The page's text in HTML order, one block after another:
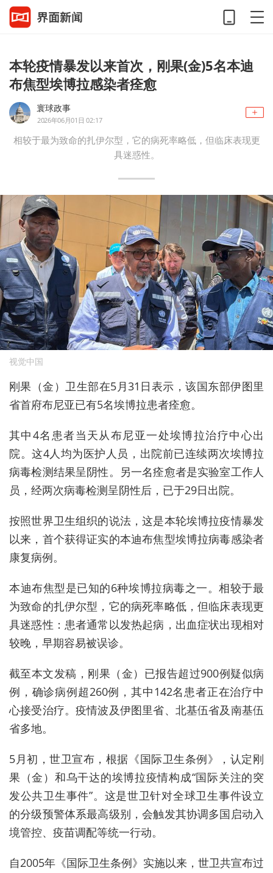
本轮疫情暴发以来首次，刚果(金)5名本迪
布焦型埃博拉感染者痊愈
寰球政事
2026年06月01日 02:17
相较于最为致命的扎伊尔型，它的病死率略低，但临床表现更
具迷惑性。
视觉中国
刚果（金）卫生部在5月31日表示，该国东部伊图里
省首府布尼亚已有5名埃博拉患者痊愈。
其中4名患者当天从布尼亚一处埃博拉治疗中心出
院。这4人均为医护人员，出院前已连续两次埃博拉
病毒检测结果呈阴性。另一名痊愈者是实验室工作人
员，经两次病毒检测呈阴性后，已于29日出院。
按照世界卫生组织的说法，这是本轮埃博拉疫情暴发
以来，首个获得证实的本迪布焦型埃博拉病毒感染者
康复病例。
本迪布焦型是已知的6种埃博拉病毒之一。相较于最
为致命的扎伊尔型，它的病死率略低，但临床表现更
具迷惑性：患者通常以发热起病，出血症状出现相对
较晚，早期容易被误诊。
截至本文发稿，刚果（金）已报告超过900例疑似病
例，确诊病例超260例，其中142名患者正在治疗中
心接受治疗。疫情波及伊图里省、北基伍省及南基伍
省多地。
5月初，世卫宣布，根据《国际卫生条例》，认定刚
果（金）和乌干达的埃博拉疫情构成“国际关注的突
发公共卫生事件”。这是世卫针对全球卫生事件设立
的分级预警体系最高级别，会触发其协调多国启动入
境管控、疫苗调配等统一行动。
自2005年《国际卫生条例》实施以来，世卫共宣布过